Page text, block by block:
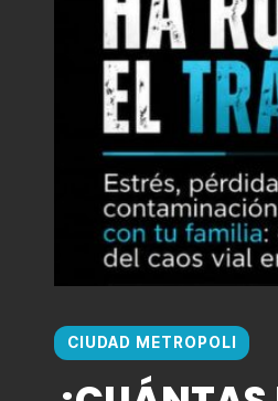
CIUDAD METROPOLI